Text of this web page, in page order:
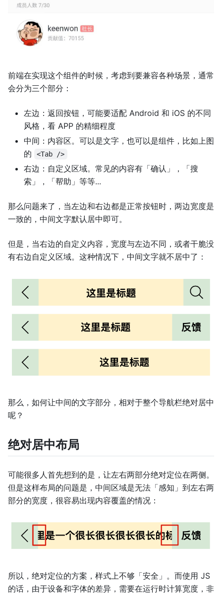
前端在实现这个组件的时候，考虑到要兼容各种场景，通常
会分为三个部分：
左边：返回按钮，可能要适配 Android 和 iOS 的不同
风格，看 APP 的精细程度
中间：内容区。可以是文字，也可以是组件，比如上图
的
<Tab />
右边：自定义区域。常见的内容有「确认」，「搜
索」，「帮助」等等...
那么问题来了，当左边和右边都是正常按钮时，两边宽度是
一致的，中间文字默认居中即可。
但是，当右边的自定义内容，宽度与左边不同，或者干脆没
有右边自定义区域。这种情况下，中间文字就不居中了：
那么，如何让中间的文字部分，相对于整个导航栏绝对居中
呢？
绝对居中布局
可能很多人首先想到的是，让左右两部分绝对定位在两侧。
但是这样布局的问题是，中间区域是无法「感知」到左右两
部分的宽度，很容易出现内容覆盖的情况：
所以，绝对定位的方案，样式上不够「安全」。而使用 JS
的话，由于设备和字体的差异，需要在运行时计算宽度，非